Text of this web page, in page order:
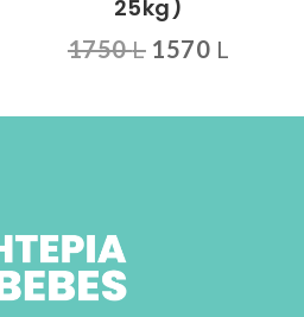
25kg)
1750L Çmimi
1570 L